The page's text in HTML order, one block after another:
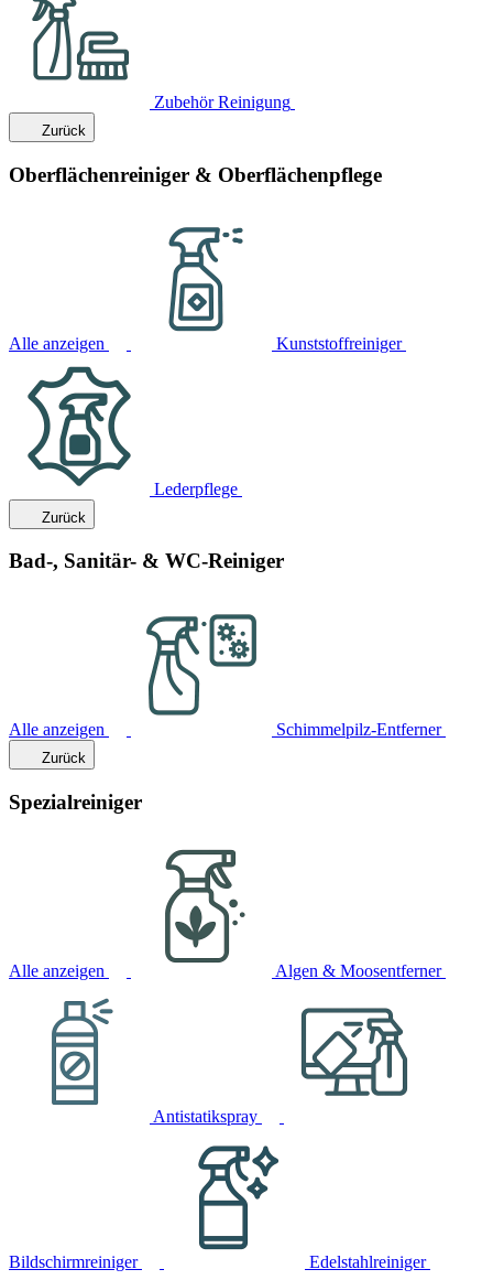
Zubehör Reinigung
Zurück
Oberflächenreiniger & Oberflächenpflege
Alle anzeigen Kunststoffreiniger
Lederpflege
Zurück
Bad-, Sanitär- & WC-Reiniger
Alle anzeigen Schimmelpilz-Entferner
Zurück
Spezialreiniger
Alle anzeigen Algen & Moosentferner
Antistatikspray
Bildschirmreiniger Edelstahlreiniger